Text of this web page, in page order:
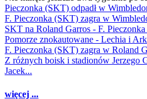
Pieczonka (SKT) odpadł w
F. Pieczonka (SKT) zagra w
SKT na Roland Garros - F. Pieczonka
Pomorze znokautowane - Lechia i
F. Pieczonka (SKT) zagra w Roland
Z różnych boisk i stadionów Jerzego
Jacek...
więcej ...